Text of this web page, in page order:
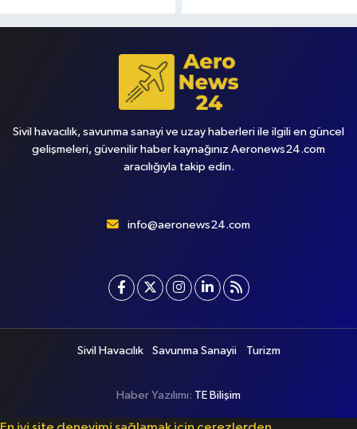
Sivil havacılık, savunma sanayi ve uzay haberleri ile ilgili en güncel
gelişmeleri, güvenilir haber kaynağınız Aeronews24.com
aracılığıyla takip edin.
info@aeronews24.com
Sivil Havacılık Savunma Sanayii Turizm
Haber Yazılımı: TE Bilişim